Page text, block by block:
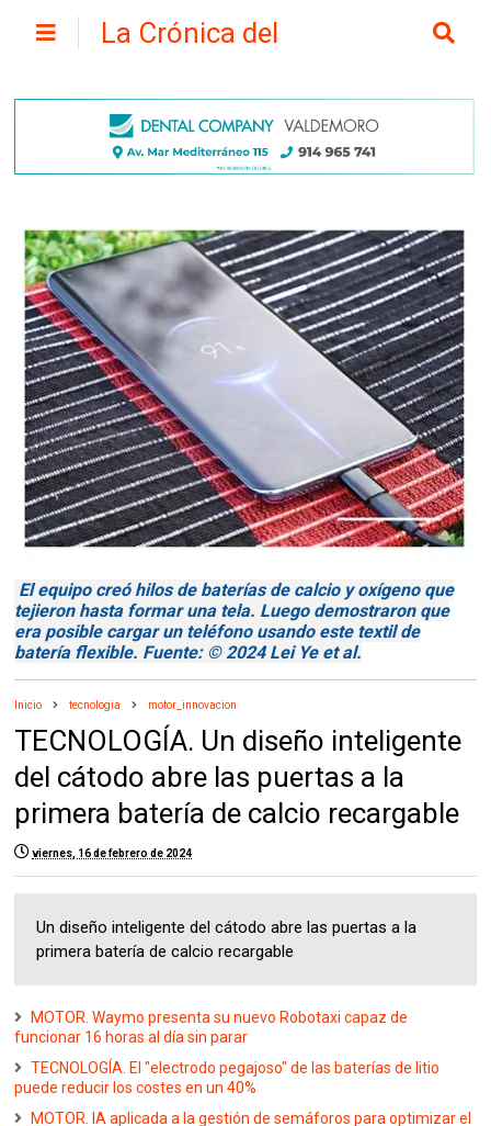
La Crónica del
El equipo creó hilos de baterías de calcio y oxígeno que
tejieron hasta formar una tela. Luego demostraron que
era posible cargar un teléfono usando este textil de
batería flexible. Fuente: © 2024 Lei Ye et al.
Inicio tecnologia motor_innovacion
TECNOLOGÍA. Un diseño inteligente
del cátodo abre las puertas a la
primera batería de calcio recargable
viernes, 16 de febrero de 2024
Un diseño inteligente del cátodo abre las puertas a la
primera batería de calcio recargable
MOTOR. Waymo presenta su nuevo Robotaxi capaz de
funcionar 16 horas al día sin parar
TECNOLOGÍA. El "electrodo pegajoso" de las baterías de litio
puede reducir los costes en un 40%
MOTOR. IA aplicada a la gestión de semáforos para optimizar el